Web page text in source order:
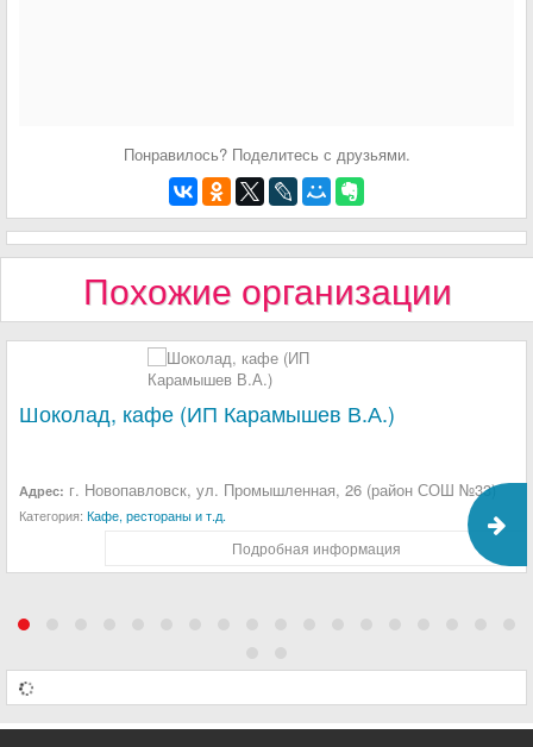
Понравилось? Поделитесь с друзьями.
Похожие организации
Шоколад, кафе (ИП Карамышев В.А.)
Адрес: г. Новопавловск, ул. Промышленная, 26 (район СОШ №33)
Категория: Кафе, рестораны и т.д.
Подробная информация